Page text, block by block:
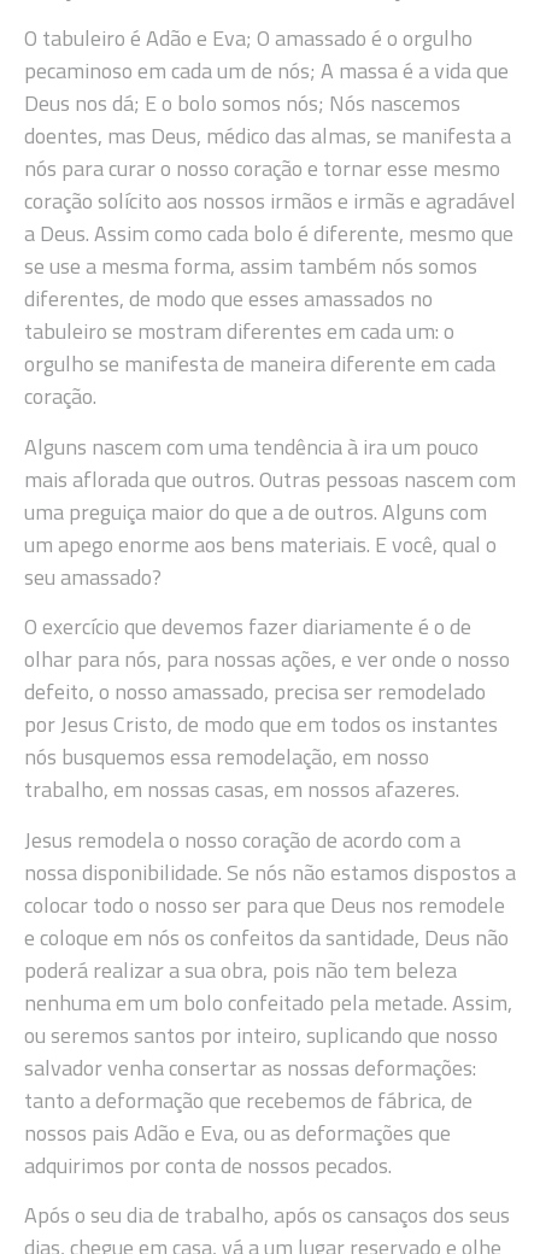
O tabuleiro é Adão e Eva; O amassado é o orgulho
pecaminoso em cada um de nós; A massa é a vida que
Deus nos dá; E o bolo somos nós; Nós nascemos
doentes, mas Deus, médico das almas, se manifesta a
nós para curar o nosso coração e tornar esse mesmo
coração solícito aos nossos irmãos e irmãs e agradável
a Deus. Assim como cada bolo é diferente, mesmo que
se use a mesma forma, assim também nós somos
diferentes, de modo que esses amassados no
tabuleiro se mostram diferentes em cada um: o
orgulho se manifesta de maneira diferente em cada
coração.
Alguns nascem com uma tendência à ira um pouco
mais aflorada que outros. Outras pessoas nascem com
uma preguiça maior do que a de outros. Alguns com
um apego enorme aos bens materiais. E você, qual o
seu amassado?
O exercício que devemos fazer diariamente é o de
olhar para nós, para nossas ações, e ver onde o nosso
defeito, o nosso amassado, precisa ser remodelado
por Jesus Cristo, de modo que em todos os instantes
nós busquemos essa remodelação, em nosso
trabalho, em nossas casas, em nossos afazeres.
Jesus remodela o nosso coração de acordo com a
nossa disponibilidade. Se nós não estamos dispostos a
colocar todo o nosso ser para que Deus nos remodele
e coloque em nós os confeitos da santidade, Deus não
poderá realizar a sua obra, pois não tem beleza
nenhuma em um bolo confeitado pela metade. Assim,
ou seremos santos por inteiro, suplicando que nosso
salvador venha consertar as nossas deformações:
tanto a deformação que recebemos de fábrica, de
nossos pais Adão e Eva, ou as deformações que
adquirimos por conta de nossos pecados.
Após o seu dia de trabalho, após os cansaços dos seus
dias, chegue em casa, vá a um lugar reservado e olhe